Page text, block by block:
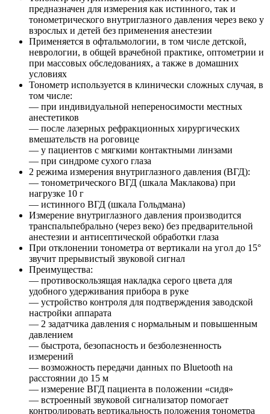
предназначен для измерения как истинного, так и
тонометрического внутриглазного давления через веко у
взрослых и детей без применения анестезии
Применяется в офтальмологии, в том числе детской,
неврологии, в общей врачебной практике, оптометрии и
при массовых обследованиях, а также в домашних
условиях
Тонометр используется в клинически сложных случая, в
том числе:
— при индивидуальной непереносимости местных
анестетиков
— после лазерных рефракционных хирургических
вмешательств на роговице
— у пациентов с мягкими контактными линзами
— при синдроме сухого глаза
2 режима измерения внутриглазного давления (ВГД):
— тонометрического ВГД (шкала Маклакова) при
нагрузке 10 г
— истинного ВГД (шкала Гольдмана)
Измерение внутриглазного давления производится
транспальпебрально (через веко) без предварительной
анестезии и антисептической обработки глаза
При отклонении тонометра от вертикали на угол до 15°
звучит прерывистый звуковой сигнал
Преимущества:
— противоскользящая накладка серого цвета для
удобного удерживания прибора в руке
— устройство контроля для подтверждения заводской
настройки аппарата
— 2 задатчика давления с нормальным и повышенным
давлением
— быстрота, безопасность и безболезненность
измерений
— возможность передачи данных по Bluetooth на
расстоянии до 15 м
— измерение ВГД пациента в положении «сидя»
— встроенный звуковой сигнализатор помогает
контролировать вертикальность положения тонометра